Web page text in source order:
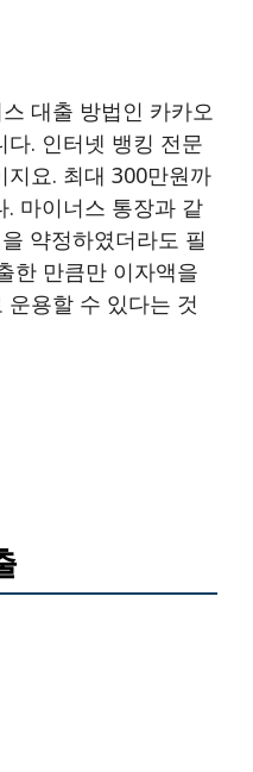
대출 방법인 카카오
. 인터넷 뱅킹 전문
요. 최대 300만원까
마이너스 통장과 같
약정하였더라도 필
한 만큼만 이자액을
용할 수 있다는 것